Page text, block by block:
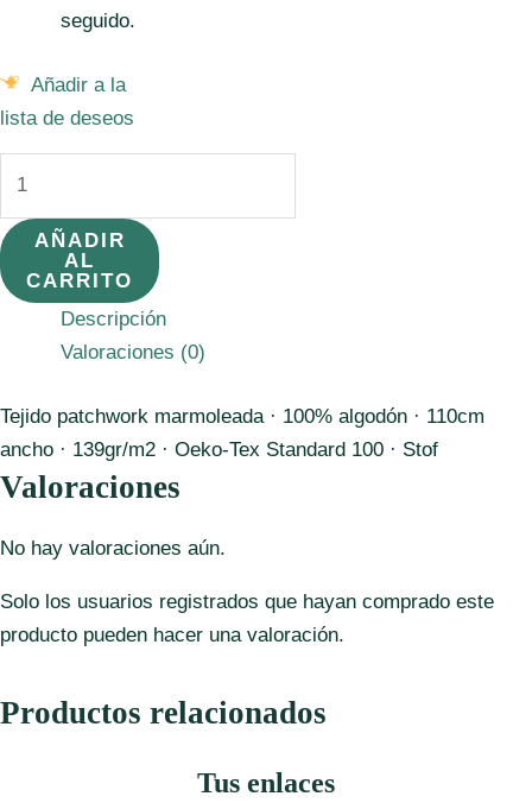
seguido.
Añadir a la
lista de deseos
204
Marmoleada
amarillo
AÑADIR
AL
CARRITO
Descripción
Valoraciones (0)
Tejido patchwork marmoleada · 100% algodón · 110cm
ancho · 139gr/m2 · Oeko-Tex Standard 100 · Stof
Valoraciones
No hay valoraciones aún.
Solo los usuarios registrados que hayan comprado este
producto pueden hacer una valoración.
Productos relacionados
Tus enlaces